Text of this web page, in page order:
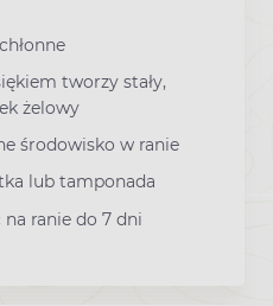
tworzy stały,
żelowy
środowisko w ranie
lub tamponada
ranie do 7 dni